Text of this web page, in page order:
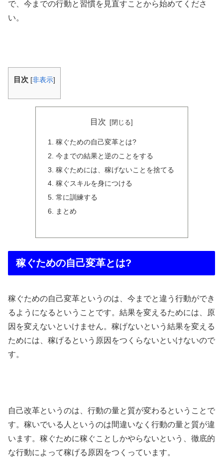
で、今までの行動と習慣を見直すことから始めてくださ
い。
目次 [非表示]
目次
稼ぐための自己変革とは?
今までの結果と逆のことをする
稼ぐためには、稼げないことを捨てる
稼ぐスキルを身につける
常に訓練する
まとめ
稼ぐための自己変革とは?
稼ぐための自己変革というのは、今までと違う行動ができ
るようになるということです。結果を変えるためには、原
因を変えないといけません。稼げないという結果を変える
ためには、稼げるという原因をつくらないといけないので
す。
自己改革というのは、行動の量と質が変わるということで
す。稼いでいる人というのは間違いなく行動の量と質が違
います。稼ぐために稼ぐことしかやらないという、徹底的
な行動によって稼げる原因をつくっています。